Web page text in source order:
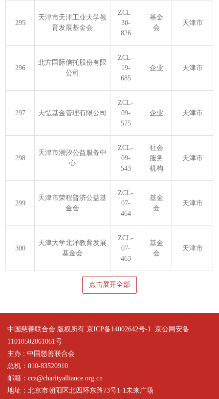
295
天津市天津工业大学教
育发展基金会
ZCL-
30-
826
基金
会
天津市
296
北方国际信托股份有限
公司
ZCL-
19-
685
企业 天津市
297 天弘基金管理有限公司
ZCL-
09-
575
企业 天津市
298
天津市潮汐公益服务中
心
ZCL-
09-
543
社会
服务
机构
天津市
299
天津市荣程普济公益基
金会
ZCL-
07-
464
基金
会
天津市
300
天津大学北洋教育发展
基金会
ZCL-
07-
463
基金
会
天津市
点击展开全部
中国慈善联合会 版权所有 京ICP备14002642号-1 京公网安备
11010502061061号
主办 : 中国慈善联合会
总机：010-83520910
邮箱：cca@charityalliance.org.cn
地址：北京市朝阳区北四环东路73号1-1未来广场